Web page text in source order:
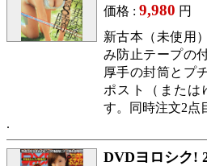
価格 : 9,980 円
新古本（未使用
み防止テープの
厚手の封筒とプ
ポスト（または
す。同時注文2点
DVDヨロシク!